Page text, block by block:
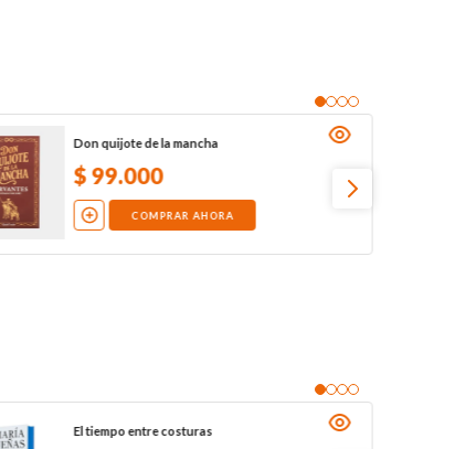
Don quijote de la mancha
$99.000
COMPRAR AHORA
El tiempo entre costuras